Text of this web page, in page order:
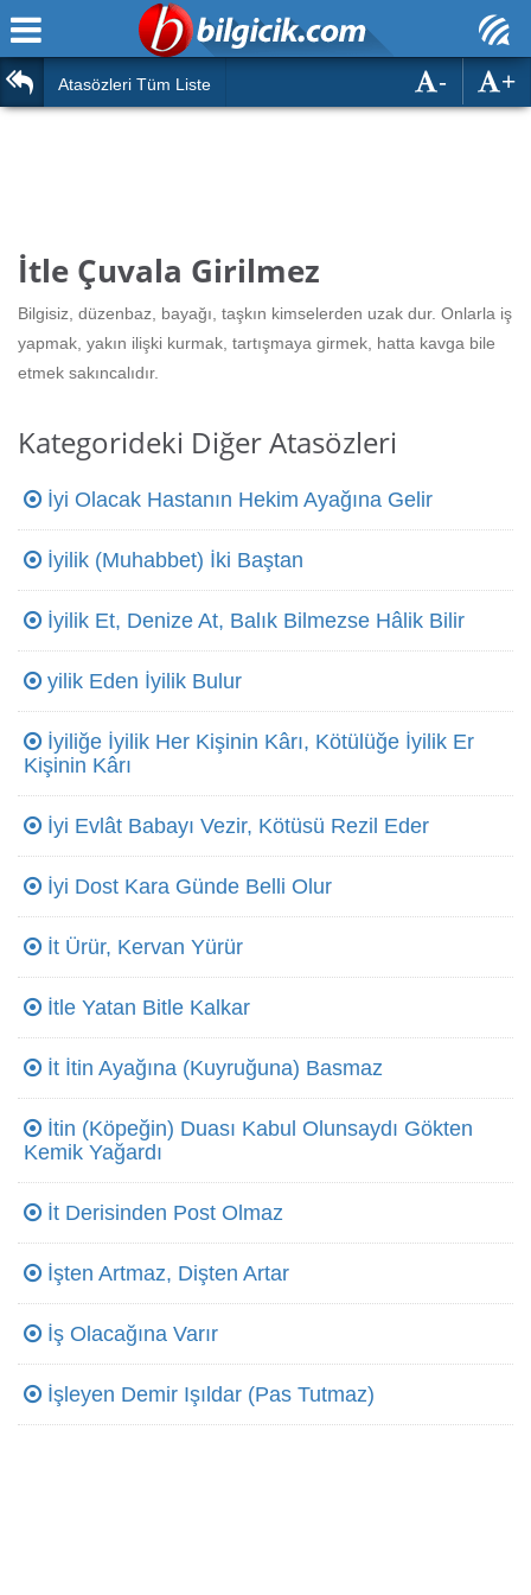
Ana Sayfa
Türk Tarihi & Kültürü
Eğitim
Diğer
Duvar Yazıları
Eğitim Haberleri
Atasözleri Tüm Liste +
-
İtle Çuvala Girilmez
Bilgisiz, düzenbaz, bayağı, taşkın kimselerden uzak dur. Onlarla iş
yapmak, yakın ilişki kurmak, tartışmaya girmek, hatta kavga bile
etmek sakıncalıdır.
Kategorideki Diğer Atasözleri
İyi Olacak Hastanın Hekim Ayağına Gelir
İyilik (Muhabbet) İki Baştan
İyilik Et, Denize At, Balık Bilmezse Hâlik Bilir
yilik Eden İyilik Bulur
İyiliğe İyilik Her Kişinin Kârı, Kötülüğe İyilik Er
Kişinin Kârı
İyi Evlât Babayı Vezir, Kötüsü Rezil Eder
İyi Dost Kara Günde Belli Olur
İt Ürür, Kervan Yürür
İtle Yatan Bitle Kalkar
İt İtin Ayağına (Kuyruğuna) Basmaz
İtin (Köpeğin) Duası Kabul Olunsaydı Gökten
Kemik Yağardı
İt Derisinden Post Olmaz
İşten Artmaz, Dişten Artar
İş Olacağına Varır
İşleyen Demir Işıldar (Pas Tutmaz)